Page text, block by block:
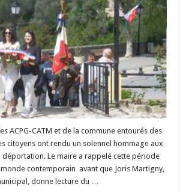
ACPG-CATM et de la commune entourés des
citoyens ont rendu un solennel hommage aux
déportation. Le maire a rappelé cette période
contemporain avant que Joris Martigny,
donne lecture du …